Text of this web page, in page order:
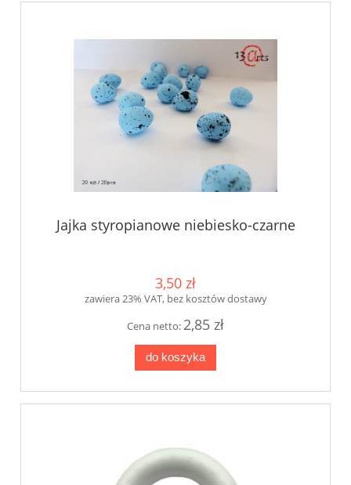
Jajka styropianowe niebiesko-czarne
3,50 zł
zawiera 23% VAT, bez kosztów dostawy
Cena netto: 2,85 zł
do koszyka